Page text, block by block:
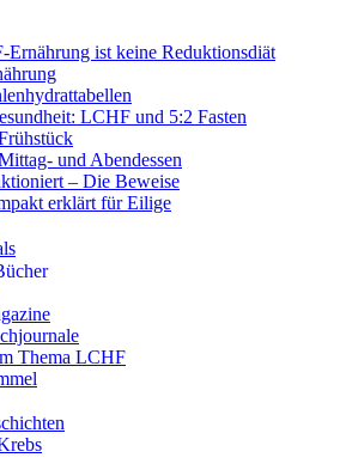
ist keine Reduktionsdiät
LCHF und 5:2 Fasten
und Abendessen
– Die Beweise
erklärt für Eilige
Thema LCHF